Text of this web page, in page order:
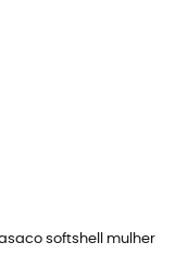
softshell mulher